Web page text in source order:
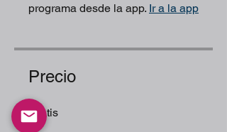
programa desde la app. Ir a la app
Precio
Gratis